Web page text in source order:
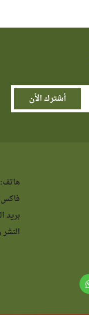
هاتف:
بريد